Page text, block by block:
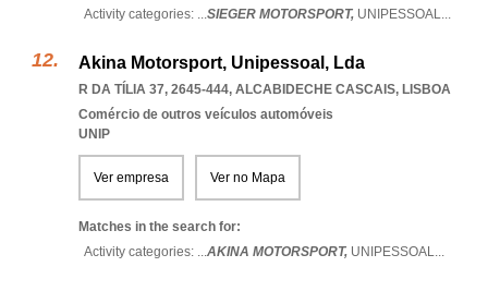
Activity categories: ...SIEGER MOTORSPORT, UNIPESSOAL...
Akina Motorsport, Unipessoal, Lda
R DA TÍLIA 37, 2645-444, ALCABIDECHE CASCAIS, LISBOA
Comércio de outros veículos automóveis
UNIP
Ver empresa Ver no Mapa
Matches in the search for:
Activity categories: ...AKINA MOTORSPORT, UNIPESSOAL...